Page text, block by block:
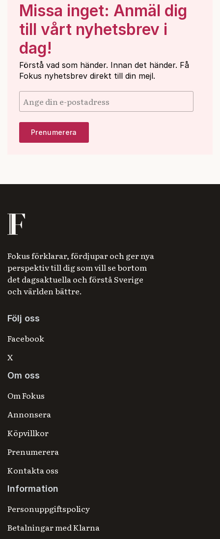
Missa inget: Anmäl dig
till vårt nyhetsbrev i
dag!
Förstå vad som händer. Innan det händer. Få
Fokus nyhetsbrev direkt till din mejl.
Fokus förklarar, fördjupar och ger nya
perspektiv till dig som vill se bortom
det dagsaktuella och förstå Sverige
och världen bättre.
Följ oss
Facebook
X
Om oss
Om Fokus
Annonsera
Köpvillkor
Prenumerera
Kontakta oss
Information
Personuppgiftspolicy
Betalningar med Klarna